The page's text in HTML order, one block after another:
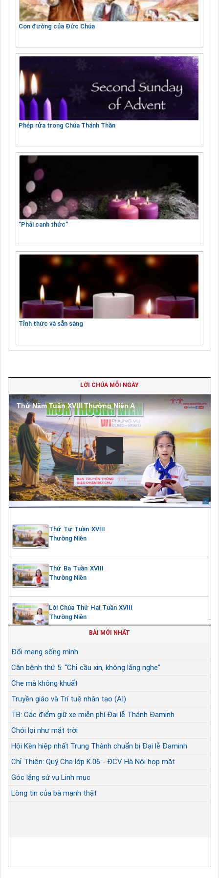
Con đường của Đức Chúa
Phép rửa trong Chúa Thánh Thần
“Phải canh thức”
Tỉnh thức và sẵn sàng
LỜI CHÚA MỖI NGÀY
Thứ Năm Tuần XVIII Thường Niên A
Thứ Tư Tuần XVIII
Thường Niên
Thứ Ba Tuần XVIII
Thường Niên
Lời Chúa Thứ Hai Tuần XVIII
Thường Niên
BÀI MỚI NHẤT
Đổi mạng sống mình
Căn bệnh thứ 5: “Chỉ cầu xin, không lắng nghe”
Che mà không khuất
Truyền giáo và Trí tuệ nhân tạo (AI)
TB: Các điểm giữ xe miễn phí Đại lễ Thánh Đaminh
Chói lọi như mặt trời
Hội Kèn hiệp nhất Trung Thành chuẩn bị Đại lễ Đaminh
Chỉ Thiện: Quý Cha lớp K.06 - ĐCV Hà Nội họp mặt
Góc lặng sứ vụ Linh mục
Lòng tin của bà mạnh thật